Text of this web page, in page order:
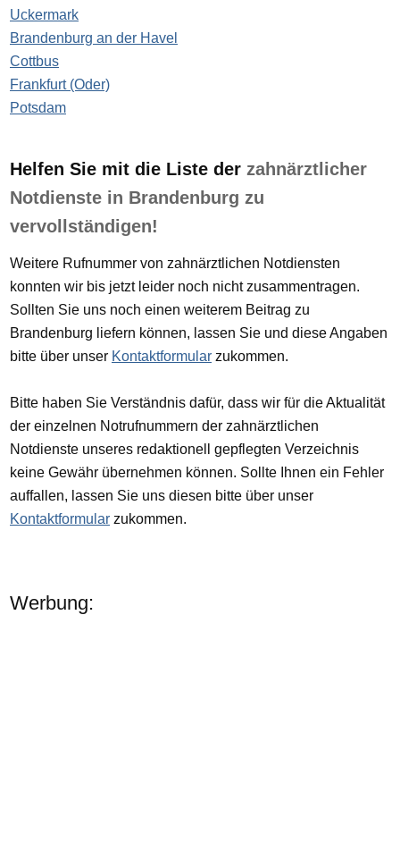
Uckermark
Brandenburg an der Havel
Cottbus
Frankfurt (Oder)
Potsdam
Helfen Sie mit die Liste der zahnärztlicher
Notdienste in Brandenburg zu
vervollständigen!
Weitere Rufnummer von zahnärztlichen Notdiensten
konnten wir bis jetzt leider noch nicht zusammentragen.
Sollten Sie uns noch einen weiterem Beitrag zu
Brandenburg liefern können, lassen Sie und diese Angaben
bitte über unser Kontaktformular zukommen.
Bitte haben Sie Verständnis dafür, dass wir für die Aktualität
der einzelnen Notrufnummern der zahnärztlichen
Notdienste unseres redaktionell gepflegten Verzeichnis
keine Gewähr übernehmen können. Sollte Ihnen ein Fehler
auffallen, lassen Sie uns diesen bitte über unser
Kontaktformular zukommen.
Werbung: